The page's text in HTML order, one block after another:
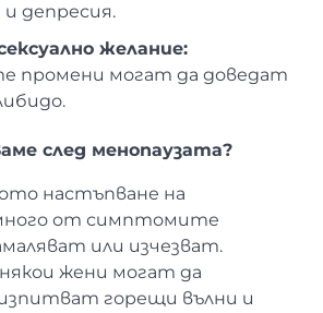
депресия.
желание:
промени могат да доведат
след менопаузата?
настъпване на
от симптомите
или изчезват.
жени могат да
горещи вълни и